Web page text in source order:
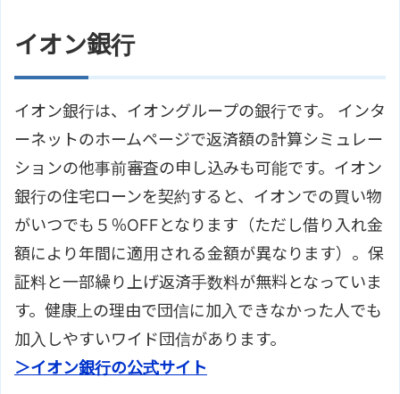
イオン銀行
イオン銀行は、イオングループの銀行です。 インタ
ーネットのホームページで返済額の計算シミュレー
ションの他事前審査の申し込みも可能です。イオン
銀行の住宅ローンを契約すると、イオンでの買い物
がいつでも５％OFFとなります（ただし借り入れ金
額により年間に適用される金額が異なります）。保
証料と一部繰り上げ返済手数料が無料となっていま
す。健康上の理由で団信に加入できなかった人でも
加入しやすいワイド団信があります。
＞イオン銀行の公式サイト